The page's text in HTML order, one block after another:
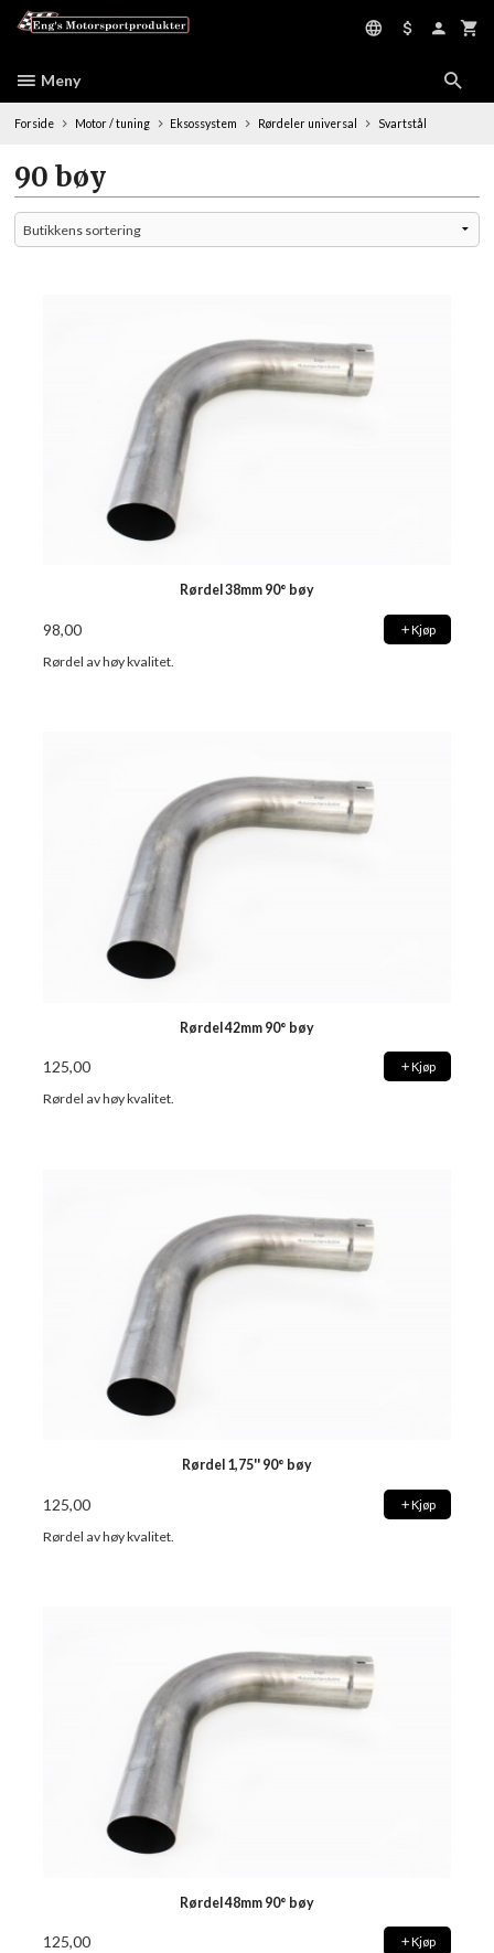
Meny
Forside Motor / tuning Eksossystem Rørdeler universal Svartstål
90 bøy
Rørdel 38mm 90° bøy
98,00 Kjøp
Rørdel av høy kvalitet.
Rørdel 42mm 90° bøy
125,00 Kjøp
Rørdel av høy kvalitet.
Rørdel 1,75'' 90° bøy
125,00 Kjøp
Rørdel av høy kvalitet.
Rørdel 48mm 90° bøy
125,00 Kjøp